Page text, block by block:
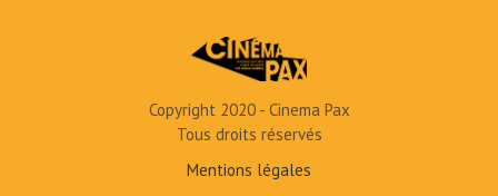
Copyright 2020 - Cinema Pax
Tous droits réservés
Mentions légales